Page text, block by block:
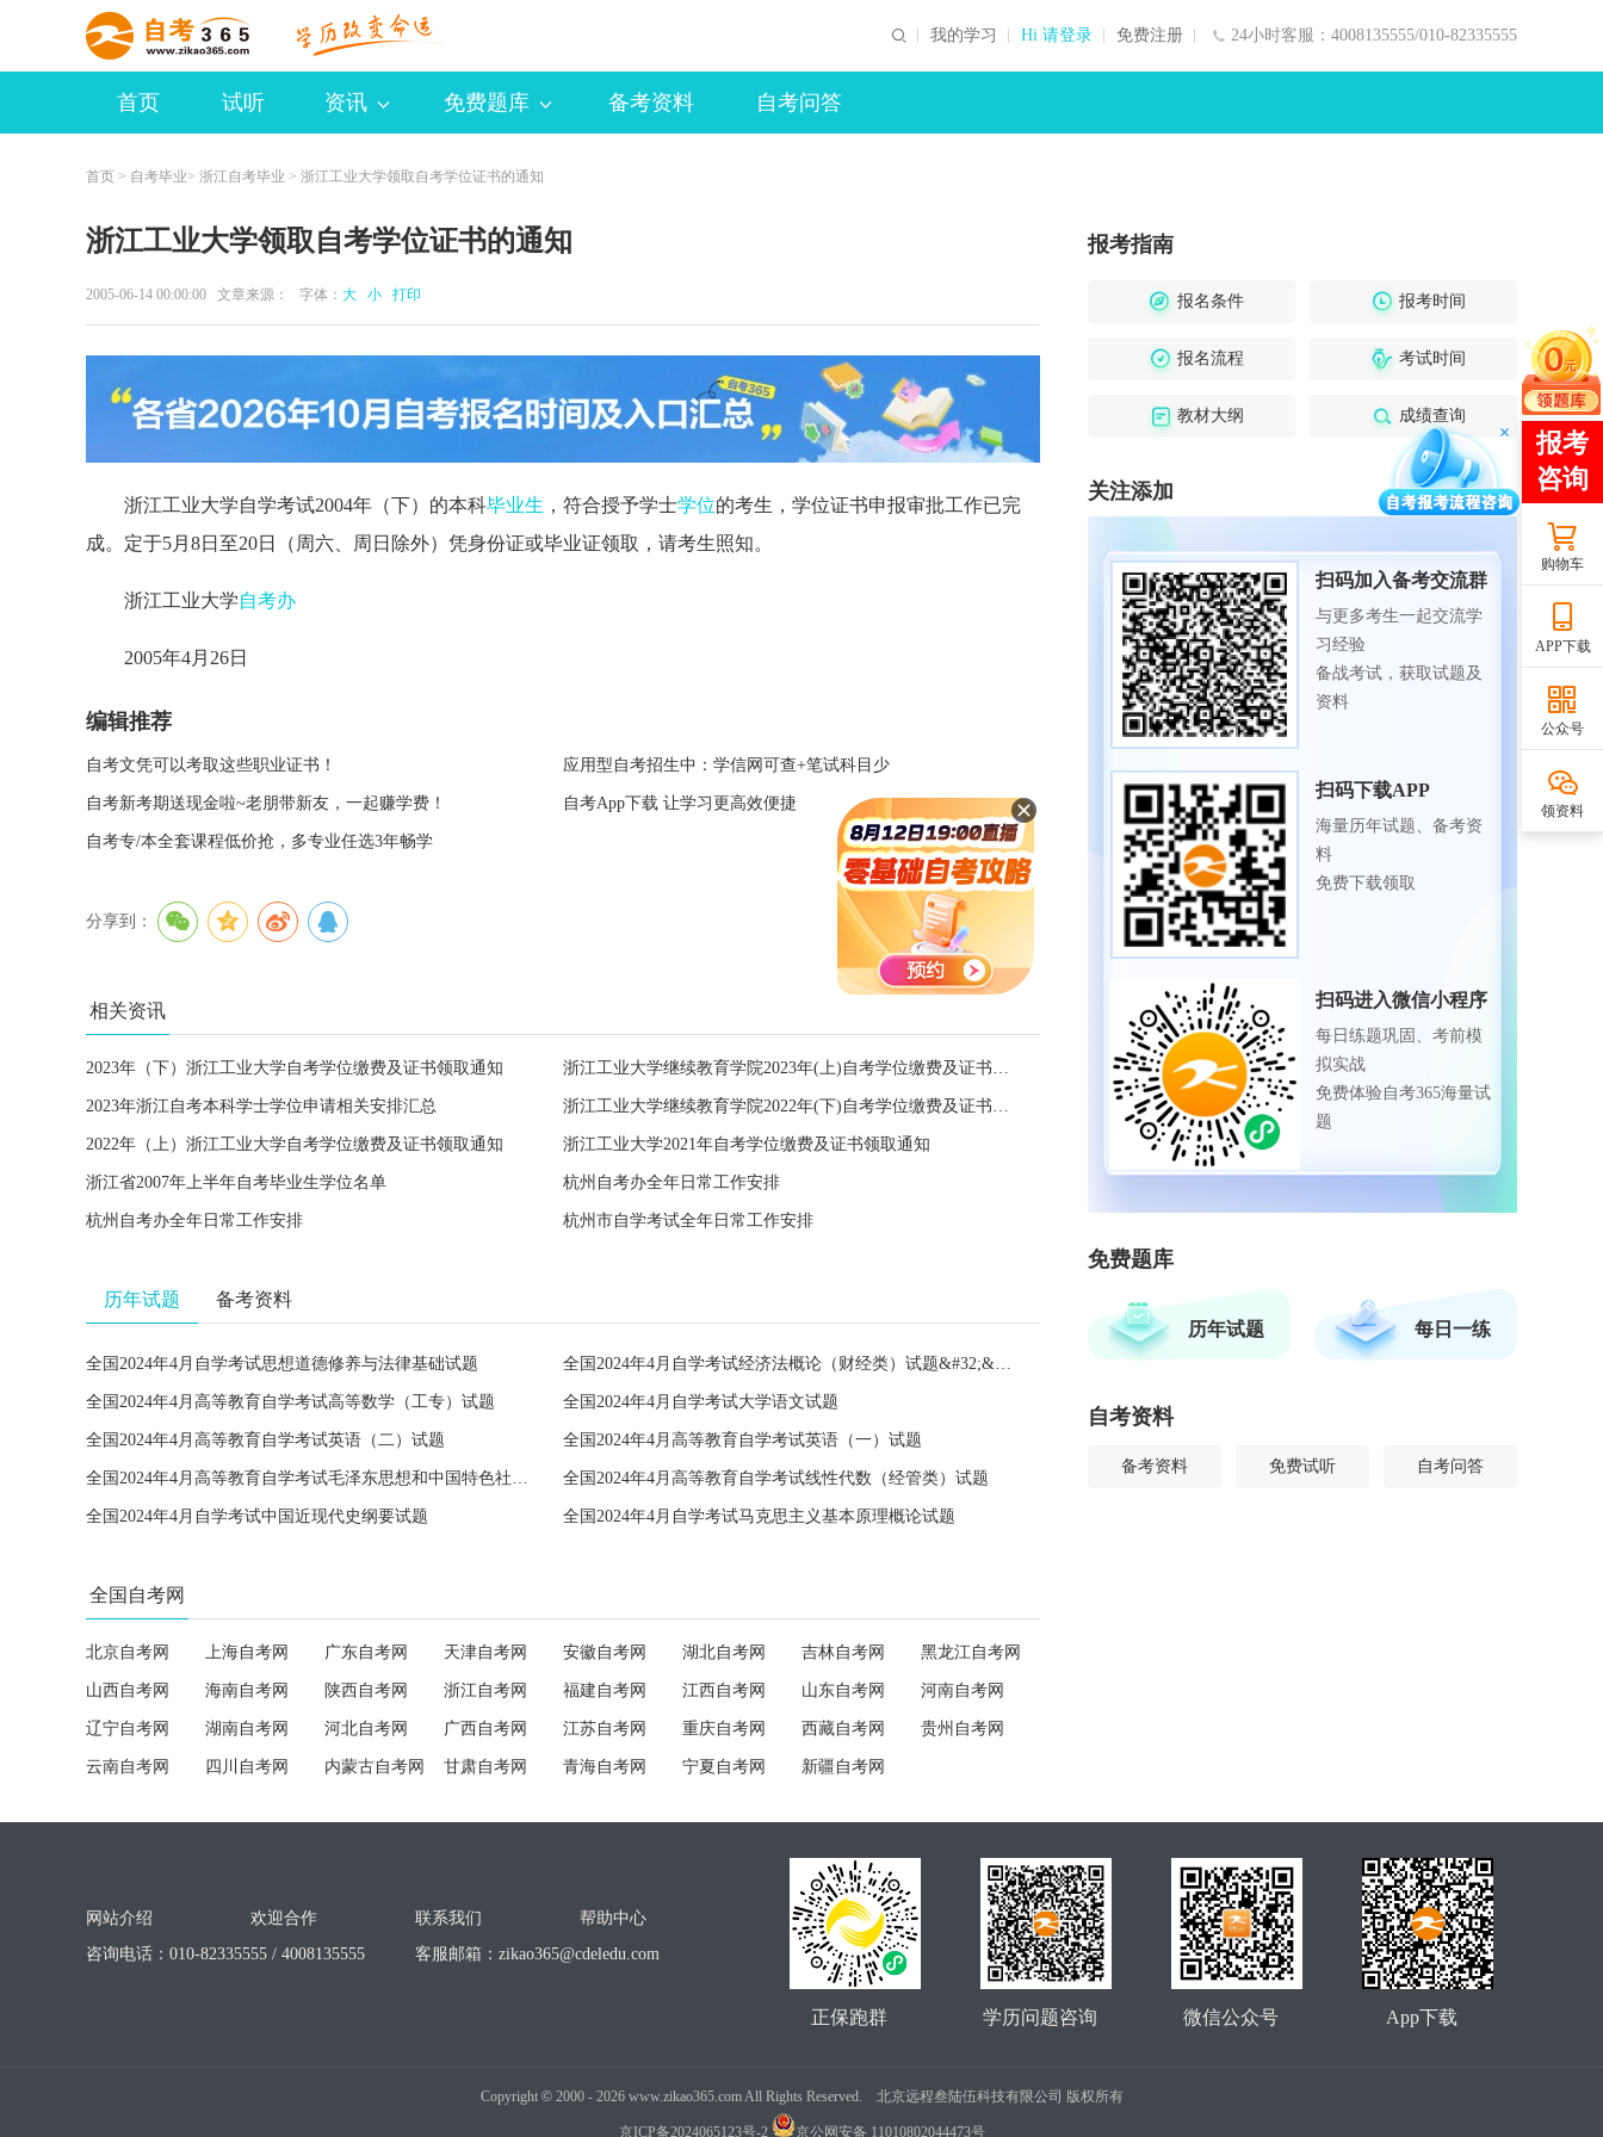
24小时客服：4008135555/010-82335555
我的学习 Hi 请登录 免费注册
首页 试听 资讯 免费题库 备考资料 自考问答
首页 > 自考毕业> 浙江自考毕业 > 浙江工业大学领取自考学位证书的通知
浙江工业大学领取自考学位证书的通知
2005-06-14 00:00:00 文章来源： 字体： 大 小 打印
浙江工业大学自学考试2004年（下）的本科毕业生 ，符合授予学士学位的考生，学位证书申报审批工作已完
成。定于5月8日至20日（周六、周日除外）凭身份证或毕业证领取，请考生照知。
浙江工业大学自考办
2005年4月26日
编辑推荐
自考文凭可以考取这些职业证书！ 应用型自考招生中：学信网可查+笔试科目少
自考新考期送现金啦~老朋带新友，一起赚学费！ 自考App下载 让学习更高效便捷
自考专/本全套课程低价抢，多专业任选3年畅学
分享到：
相关资讯
2023年（下）浙江工业大学自考学位缴费及证书领取通知 浙江工业大学继续教育学院2023年(上)自考学位缴费及证书领取通知
2023年浙江自考本科学士学位申请相关安排汇总 浙江工业大学继续教育学院2022年(下)自考学位缴费及证书领取通知
2022年（上）浙江工业大学自考学位缴费及证书领取通知 浙江工业大学2021年自考学位缴费及证书领取通知
浙江省2007年上半年自考毕业生学位名单 杭州自考办全年日常工作安排
杭州自考办全年日常工作安排 杭州市自学考试全年日常工作安排
历年试题 备考资料
全国2024年4月自学考试思想道德修养与法律基础试题 全国2024年4月自学考试经济法概论（财经类）试题&#32;&#32;
全国2024年4月高等教育自学考试高等数学（工专）试题 全国2024年4月自学考试大学语文试题
全国2024年4月高等教育自学考试英语（二）试题 全国2024年4月高等教育自学考试英语（一）试题
全国2024年4月高等教育自学考试毛泽东思想和中国特色社会主义理论体系概论试题 全国2024年4月高等教育自学考试线性代数（经管类）试题
全国2024年4月自学考试中国近现代史纲要试题 全国2024年4月自学考试马克思主义基本原理概论试题
全国自考网
北京自考网 上海自考网 广东自考网 天津自考网 安徽自考网 湖北自考网 吉林自考网 黑龙江自考网
山西自考网 海南自考网 陕西自考网 浙江自考网 福建自考网 江西自考网 山东自考网 河南自考网
辽宁自考网 湖南自考网 河北自考网 广西自考网 江苏自考网 重庆自考网 西藏自考网 贵州自考网
云南自考网 四川自考网 内蒙古自考网 甘肃自考网 青海自考网 宁夏自考网 新疆自考网
报考指南
报名条件 报考时间
报名流程 考试时间
教材大纲 成绩查询
关注添加
扫码加入备考交流群
与更多考生一起交流学
习经验
备战考试，获取试题及
资料
扫码下载APP
海量历年试题、备考资
料
免费下载领取
扫码进入微信小程序
每日练题巩固、考前模
拟实战
免费体验自考365海量试
题
免费题库
历年试题 每日一练
自考资料
备考资料 免费试听 自考问答
购物车
APP下载
公众号
领资料
网站介绍 欢迎合作 联系我们
帮助中心
咨询电话：010-82335555 / 4008135555
客服邮箱： zikao365@cdeledu.com
App下载
微信公众号
学历问题咨询
正保跑群
Copyright ©2000 - 2026www.zikao365.com All Rights Reserved. 北京远程叁陆伍科技有限公司 版权所有
京ICP备2024065123号-2 京公网安备 11010802044473号